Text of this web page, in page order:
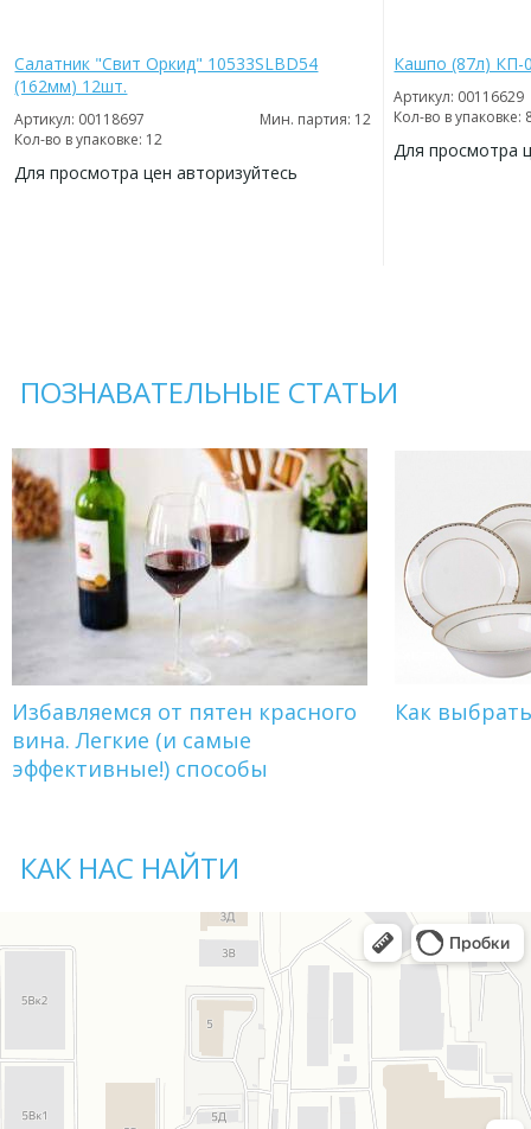
Салатник "Свит Оркид" 10533SLBD54
(162мм) 12шт.
Артикул: 00118697
Мин. партия: 12
Кол-во в упаковке: 12
Для просмотра цен авторизуйтесь
Кашпо (87л) КП-
Артикул: 00116629
Кол-во в упаковке:
Для просмотра
ПОЗНАВАТЕЛЬНЫЕ СТАТЬИ
Избавляемся от пятен красного
вина. Легкие (и самые
эффективные!) способы
Как
КАК НАС НАЙТИ